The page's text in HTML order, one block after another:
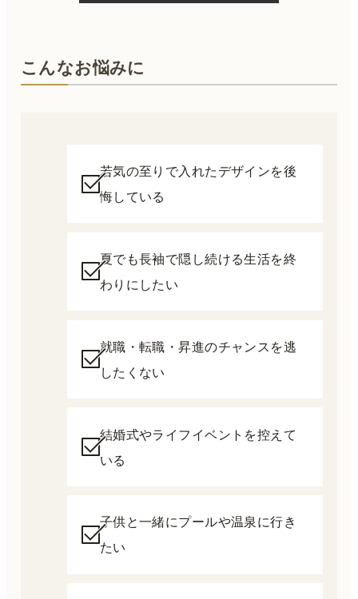
こんなお悩みに
若気の至りで入れたデザインを後
悔している
夏でも長袖で隠し続ける生活を終
わりにしたい
就職・転職・昇進のチャンスを逃
したくない
結婚式やライフイベントを控えて
いる
子供と一緒にプールや温泉に行き
たい